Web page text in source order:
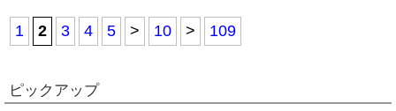
1 2 3 4 5 > 10 > 109
ピックアップ